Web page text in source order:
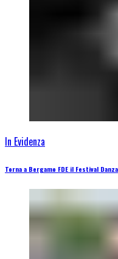
In Evidenza
Torna a Bergamo FDE il Festival